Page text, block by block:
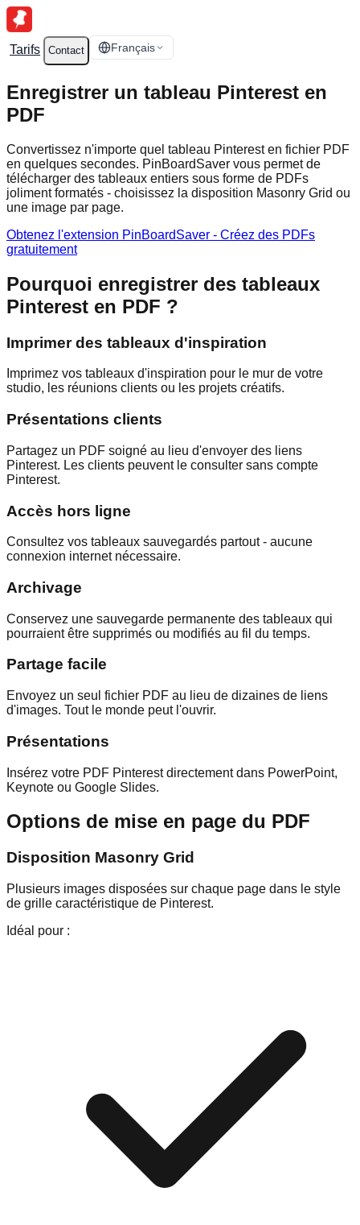
Tarifs Contact Français
Enregistrer un tableau Pinterest en
PDF
Convertissez n'importe quel tableau Pinterest en fichier PDF
en quelques secondes. PinBoardSaver vous permet de
télécharger des tableaux entiers sous forme de PDFs
joliment formatés - choisissez la disposition Masonry Grid ou
une image par page.
Obtenez l'extension PinBoardSaver - Créez des PDFs
gratuitement
Pourquoi enregistrer des tableaux
Pinterest en PDF ?
Imprimer des tableaux d'inspiration
Imprimez vos tableaux d'inspiration pour le mur de votre
studio, les réunions clients ou les projets créatifs.
Présentations clients
Partagez un PDF soigné au lieu d'envoyer des liens
Pinterest. Les clients peuvent le consulter sans compte
Pinterest.
Accès hors ligne
Consultez vos tableaux sauvegardés partout - aucune
connexion internet nécessaire.
Archivage
Conservez une sauvegarde permanente des tableaux qui
pourraient être supprimés ou modifiés au fil du temps.
Partage facile
Envoyez un seul fichier PDF au lieu de dizaines de liens
d'images. Tout le monde peut l'ouvrir.
Présentations
Insérez votre PDF Pinterest directement dans PowerPoint,
Keynote ou Google Slides.
Options de mise en page du PDF
Disposition Masonry Grid
Plusieurs images disposées sur chaque page dans le style
de grille caractéristique de Pinterest.
Idéal pour :